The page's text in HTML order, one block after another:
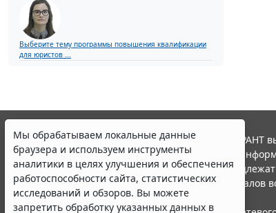
Выберите тему программы повышения квалификации
для юристов ...
Мы обрабатываем локальные данные
браузера и используем инструменты
аналитики в целях улучшения и обеспечения
работоспособности сайта, статистических
исследований и обзоров. Вы можете
запретить обработку указанных данных в
© ООО "НПП "ГАРАНТ-СЕРВИС", 2026. Система ГАРАНТ
участниками Российской ассоциации правовой
Все права на материалы сайта ГАРАНТ.РУ
Полное или частичное воспроизведение
Правила использования портала.